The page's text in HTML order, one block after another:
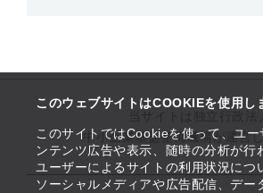
このウェブサイトはCOOKIEを使用し
このサイトではCookieを使って、ユー
ンテンツ広告や表示、随時の分析が行
ユーザーによるサイトの利用状況につ
ソーシャルメディアや広告配信、デー
中小企業基盤整備機構が運営